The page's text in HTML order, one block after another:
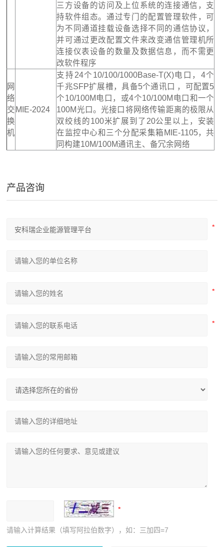
三方设备的访问及上位系统的连接通信，支
持软件组态。通过专门的配置管理软件，可
为不同通道挂载设备选择不同的通信协议，
并可通过更改配置文件来改变通信管理机所
连接仪表设备的数量及数据信息，而不需更
改软件程序
网
络
交
换
机
MIE-2024
支持24个10/100/1000Base-T(X)电口，4个
千兆SFP扩展槽，具备5个通讯口 ，可配置5
个10/100M电口，或4个10/100M电口和一个
100M光口。光接口将网络传输距离的极限从
双绞线的100米扩展到了20公里以上，安装
在监控中心和三个分配采集箱MIE-1105，共
同构建10M/100M通讯主、备冗余网络
产品咨询
请输入计算结果（填写阿拉伯数字），如：三加四=7